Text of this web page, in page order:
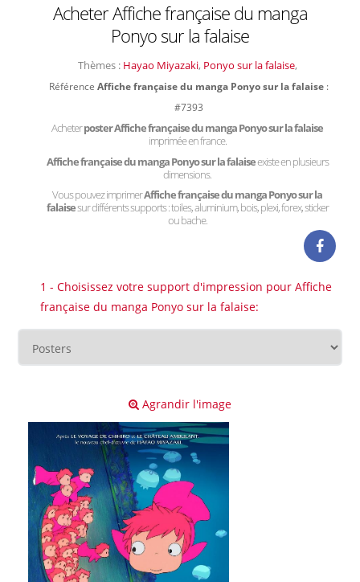
Acheter Affiche française du manga
Ponyo sur la falaise
Thèmes : Hayao Miyazaki, Ponyo sur la falaise,
Référence Affiche française du manga Ponyo sur la falaise :
#7393
Acheterposter Affiche française du manga Ponyo sur la falaise
imprimée en france.
Affiche française du manga Ponyo sur la falaiseexiste en plusieurs
dimensions.
Vous pouvez imprimerAffiche française du manga Ponyo sur la
falaisesur différents supports : toiles, aluminium, bois, plexi, forex, sticker
ou bache.
1 - Choisissez votre support d'impression pour Affiche
française du manga Ponyo sur la falaise:
Agrandir l'image